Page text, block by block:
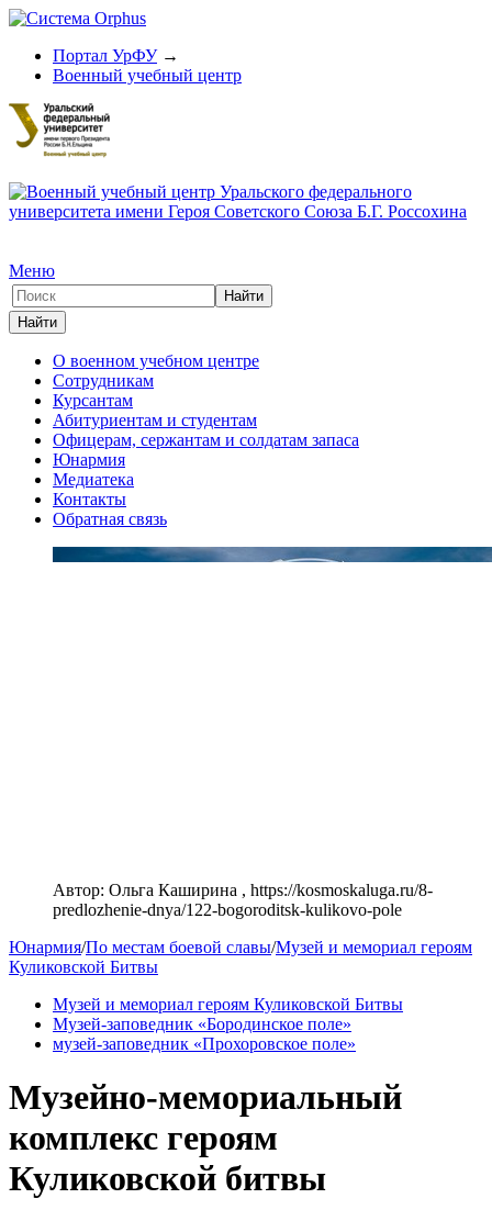
Портал УрФУ→
Военный учебный центр
Меню
О военном учебном центре
Сотрудникам
Курсантам
Абитуриентам и студентам
Офицерам, сержантам и солдатам запаса
Юнармия
Медиатека
Контакты
Обратная связь
Автор: Ольга Каширина , https://kosmoskaluga.ru/8-
predlozhenie-dnya/122-bogoroditsk-kulikovo-pole
Юнармия/По местам боевой славы/Музей и мемориал героям
Куликовской Битвы
Музей и мемориал героям Куликовской Битвы
Музей-заповедник «Бородинское поле»
музей-заповедник «Прохоровское поле»
Музейно-мемориальный
комплекс героям
Куликовской битвы